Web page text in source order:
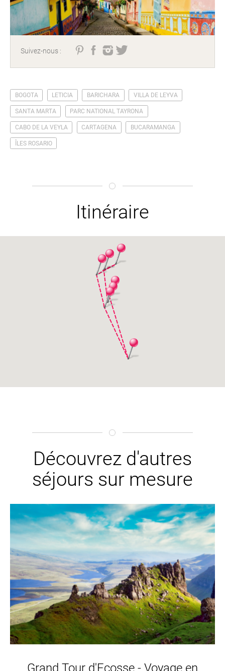
Suivez-nous :
BOGOTA LETICIA BARICHARA VILLA DE LEYVA
SANTA MARTA PARC NATIONAL TAYRONA
CABO DE LA VEYLA CARTAGENA BUCARAMANGA
ÎLES ROSARIO
Itinéraire
Découvrez d'autres
séjours sur mesure
Grand Tour d'Ecosse - Voyage en